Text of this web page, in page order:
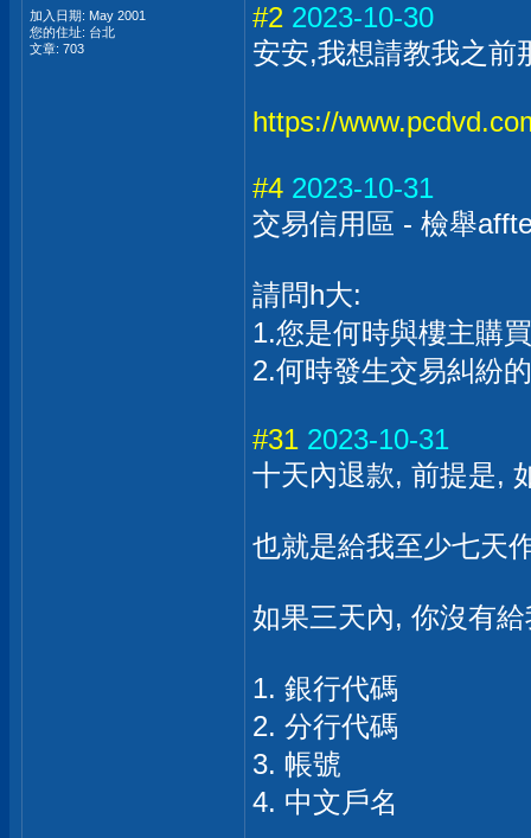
加入日期: May 2001
您的住址: 台北
文章: 703
#2 2023-10-30
安安,我想請教我之前
https://
#4 2023-10-31
交易信用區 - 檢舉
請問h大:
1.您是何時與樓主購買
2.何時發生交易糾紛的
#31 2023-10-31
十天內退款, 前提是,
也就是給我至少七天
如果三天內, 你沒有
1. 銀行代碼
2. 分行代碼
3. 帳號
4. 中文戶名